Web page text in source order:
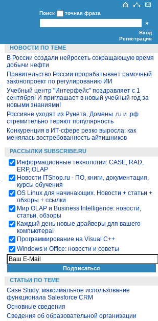
Поиск точная фраза
Вход
Регистрация
НОВОСТИ ПО ТЕМЕ
В России создали нейросеть сокращающую время
добычи нефти
Правительство России прорабатывает рамочный
законопроект по регулированию ИИ
Учебный центр "Интерфейс" поздравляет с 1
сентября! И приглашает в новый учебный год за
новыми знаниями!
Россияне уходят из Рунета. Домены .ru и .рф
стремительно теряют популярность
Конкуренция в ИТ-сфере резко выросла: как
менялась востребованность айтишников
РАССЫЛКИ SUBSCRIBE.RU
Информационные технологии: CASE, RAD,
ERP, OLAP
Новости ITShop.ru - ПО, книги, документация,
курсы обучения
OS Linux для начинающих. Новости + статьи +
обзоры + ссылки
Мир OLAP и Business Intelligence: новости,
статьи, обзоры
Каждый день новые драйверы для вашего
компьютера!
Программирование на Visual С++
Windows и Office: новости и советы
СТАТЬИ ПО ТЕМЕ
Case Study: максимальное использование
функционала Salesforce CRM
Основные сведения
Сведения об образовательной организации